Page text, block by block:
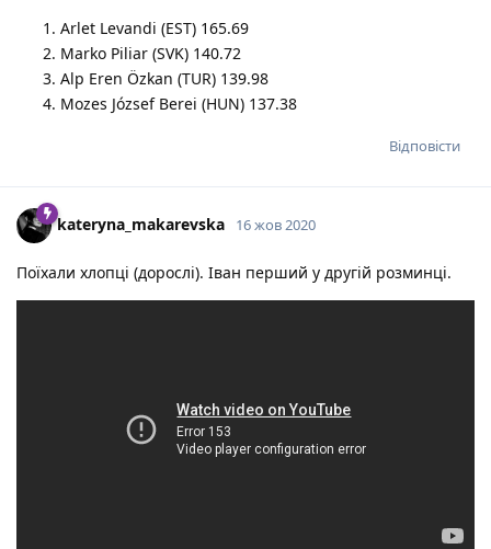
Arlet Levandi (EST) 165.69
Marko Piliar (SVK) 140.72
Alp Eren Özkan (TUR) 139.98
Mozes József Berei (HUN) 137.38
Відповісти
kateryna_makarevska 16 жов 2020
Поїхали хлопці (дорослі). Іван перший у другій розминці.